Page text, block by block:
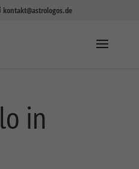
kontakt@astrologos.de
in